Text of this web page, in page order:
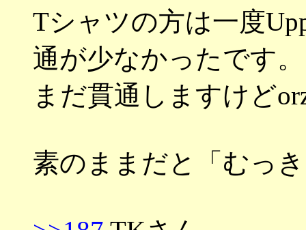
Tシャツの方は一度
通が少なかったです。
まだ貫通しますけど
素のままだと「むっ